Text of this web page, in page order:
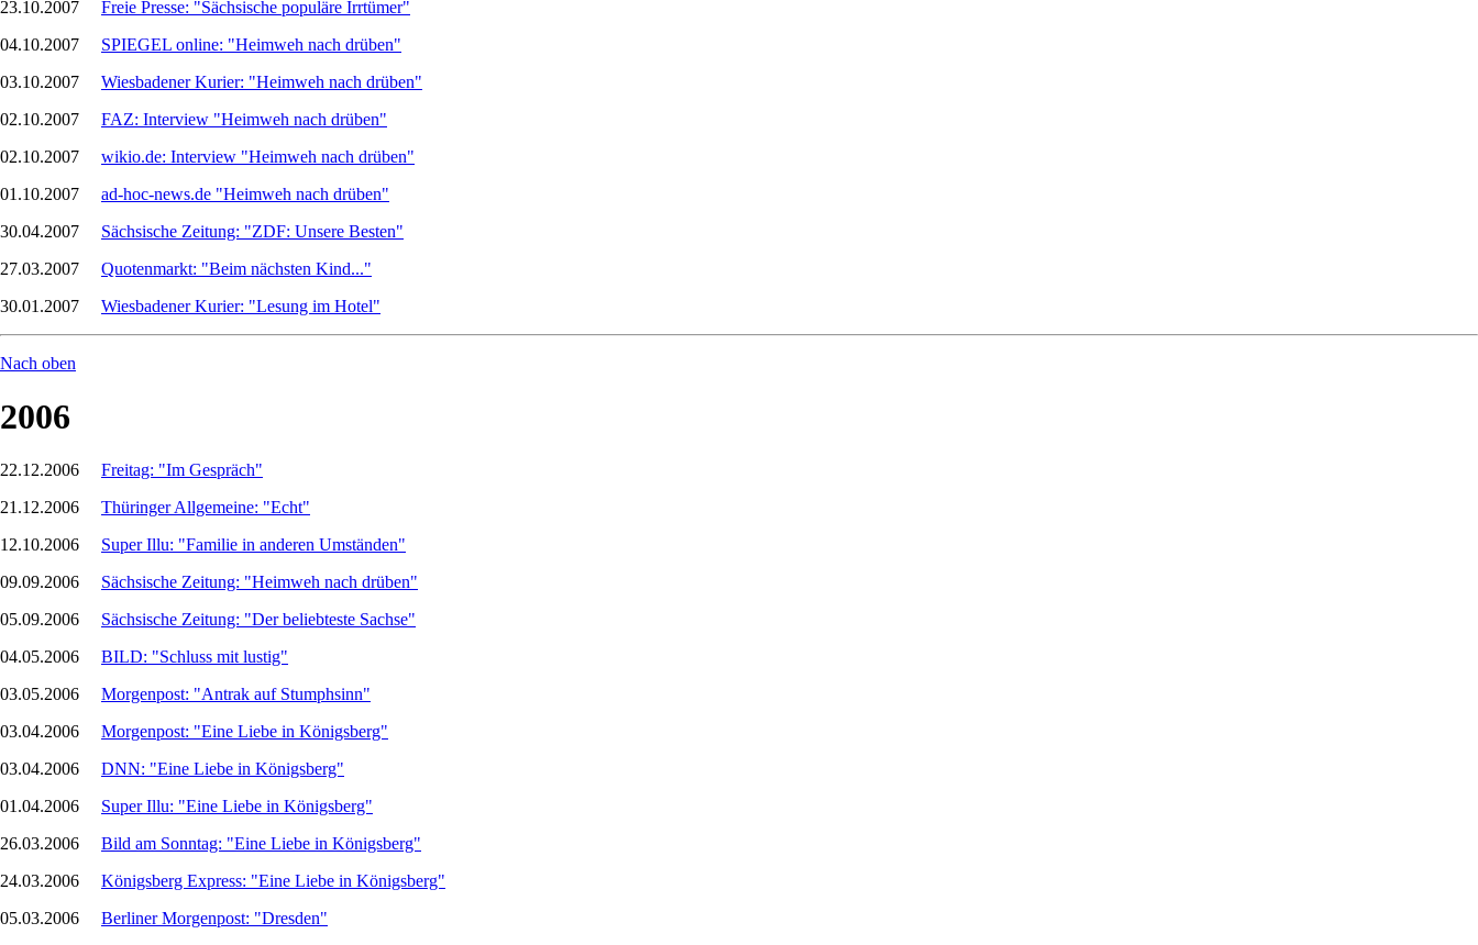
23.10.2007 Freie Presse: "Sächsische populäre Irrtümer"
04.10.2007 SPIEGEL online: "Heimweh nach drüben"
03.10.2007 Wiesbadener Kurier: "Heimweh nach drüben"
02.10.2007 FAZ: Interview "Heimweh nach drüben"
02.10.2007 wikio.de: Interview "Heimweh nach drüben"
01.10.2007 ad-hoc-news.de "Heimweh nach drüben"
30.04.2007 Sächsische Zeitung: "ZDF: Unsere Besten"
27.03.2007 Quotenmarkt: "Beim nächsten Kind..."
30.01.2007 Wiesbadener Kurier: "Lesung im Hotel"
Nach oben
2006
22.12.2006 Freitag: "Im Gespräch"
21.12.2006 Thüringer Allgemeine: "Echt"
12.10.2006 Super Illu: "Familie in anderen Umständen"
09.09.2006 Sächsische Zeitung: "Heimweh nach drüben"
05.09.2006 Sächsische Zeitung: "Der beliebteste Sachse"
04.05.2006 BILD: "Schluss mit lustig"
03.05.2006 Morgenpost: "Antrak auf Stumphsinn"
03.04.2006 Morgenpost: "Eine Liebe in Königsberg"
03.04.2006 DNN: "Eine Liebe in Königsberg"
01.04.2006 Super Illu: "Eine Liebe in Königsberg"
26.03.2006 Bild am Sonntag: "Eine Liebe in Königsberg"
24.03.2006 Königsberg Express: "Eine Liebe in Königsberg"
05.03.2006 Berliner Morgenpost: "Dresden"